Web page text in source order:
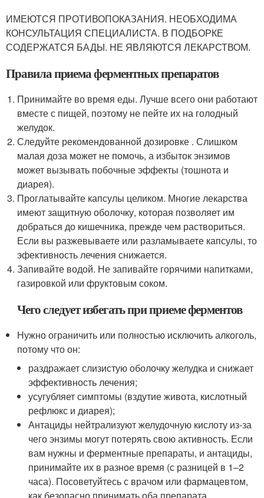
ИМЕЮТСЯ ПРОТИВОПОКАЗАНИЯ. НЕОБХОДИМА
КОНСУЛЬТАЦИЯ СПЕЦИАЛИСТА. В ПОДБОРКЕ
СОДЕРЖАТСЯ БАДЫ. НЕ ЯВЛЯЮТСЯ ЛЕКАРСТВОМ.
Правила приема ферментных препаратов
Принимайте во время еды. Лучше всего они работают
вместе с пищей, поэтому не пейте их на голодный
желудок.
Следуйте рекомендованной дозировке . Слишком
малая доза может не помочь, а избыток энзимов
может вызывать побочные эффекты (тошнота и
диарея).
Проглатывайте капсулы целиком. Многие лекарства
имеют защитную оболочку, которая позволяет им
добраться до кишечника, прежде чем раствориться.
Если вы разжевываете или разламываете капсулы, то
эфективность лечения снижается.
Запивайте водой. Не запивайте горячими напитками,
газировкой или фруктовым соком.
Чего следует избегать при приеме ферментов
Нужно ограничить или полностью исключить алкоголь,
потому что он:
раздражает слизистую оболочку желудка и снижает
эффективность лечения;
усугубляет симптомы (вздутие живота, кислотный
рефлюкс и диарея);
Антациды нейтрализуют желудочную кислоту из-за
чего энзимы могут потерять свою активность. Если
вам нужны и ферментные препараты, и антациды,
принимайте их в разное время (с разницей в 1–2
часа). Посоветуйтесь с врачом или фармацевтом,